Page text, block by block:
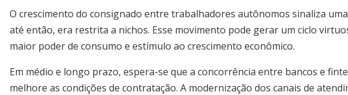
O crescimento do consignado entre trabalhadores autônomos sinaliza
até então, era restrita a nichos. Esse movimento pode gerar um ciclo
maior poder de consumo e estímulo ao crescimento econômico.
Em médio e longo prazo, espera-se que a concorrência entre bancos e
melhore as condições de contratação. A modernização dos canais de